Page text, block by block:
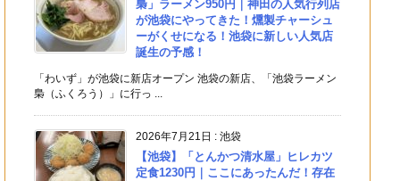
梟」ラーメン950円｜神田の人気行列店
が池袋にやってきた！燻製チャーシュ
ーがくせになる！池袋に新しい人気店
誕生の予感！
「わいず」が池袋に新店オープン 池袋の新店、「池袋ラーメン
梟（ふくろう）」に行っ ...
2026年7月21日 : 池袋
【池袋】「とんかつ清水屋」ヒレカツ
定食1230円｜ここにあったんだ！存在